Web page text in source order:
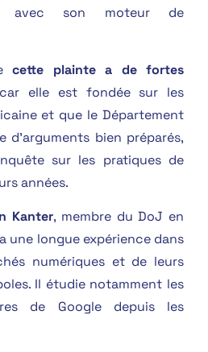
avec son moteur de
cette plainte a de fortes
elle est fondée sur les
et que le Département
d’arguments bien préparés,
sur les pratiques de
années.
Kanter, membre du DoJ en
une longue expérience dans
numériques et de leurs
Il étudie notamment les
de Google depuis les